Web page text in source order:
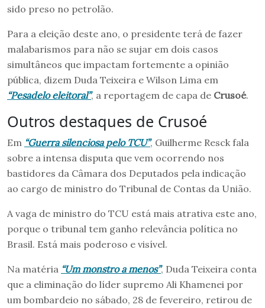
sido preso no petrolão.
Para a eleição deste ano, o presidente terá de fazer
malabarismos para não se sujar em dois casos
simultâneos que impactam fortemente a opinião
pública, dizem Duda Teixeira e Wilson Lima em
“Pesadelo eleitoral”, a reportagem de capa de Crusoé.
Outros destaques de Crusoé
Em “Guerra silenciosa pelo TCU”, Guilherme Resck fala
sobre a intensa disputa que vem ocorrendo nos
bastidores da Câmara dos Deputados pela indicação
ao cargo de ministro do Tribunal de Contas da União.
A vaga de ministro do TCU está mais atrativa este ano,
porque o tribunal tem ganho relevância política no
Brasil. Está mais poderoso e visível.
Na matéria “Um monstro a menos”, Duda Teixeira conta
que a eliminação do líder supremo Ali Khamenei por
um bombardeio no sábado, 28 de fevereiro, retirou de